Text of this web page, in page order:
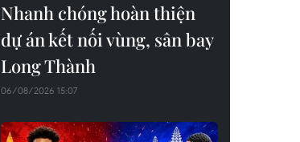
Nhanh chóng hoàn thiện
dự án kết nối vùng, sân bay
Long Thành
06/08/2026 15:07